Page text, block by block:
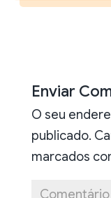
Enviar
O seu
publicado.
marcados